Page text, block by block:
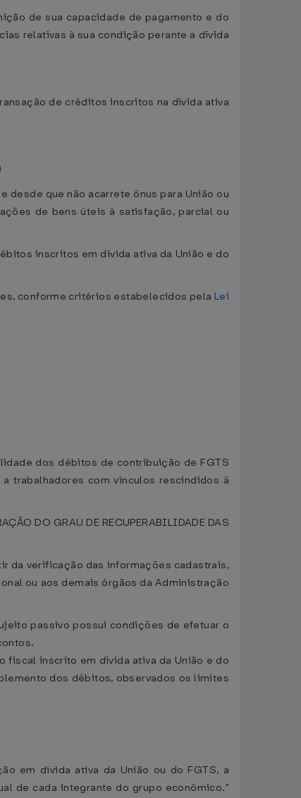
de sua capacidade de pagamento e do
relativas à sua condição perante a dívida
de créditos inscritos na dívida ativa
desde que não acarrete ônus para União ou
de bens úteis à satisfação, parcial ou
inscritos em dívida ativa da União e do
conforme critérios estabelecidos pela Lei
dos débitos de contribuição de FGTS
trabalhadores com vínculos rescindidos à
DO GRAU DE RECUPERABILIDADE DAS
da verificação das informações cadastrais,
ou aos demais órgãos da Administração
passivo possui condições de efetuar o
fiscal inscrito em dívida ativa da União e do
dos débitos, observados os limites
em dívida ativa da União ou do FGTS, a
de cada integrante do grupo econômico."